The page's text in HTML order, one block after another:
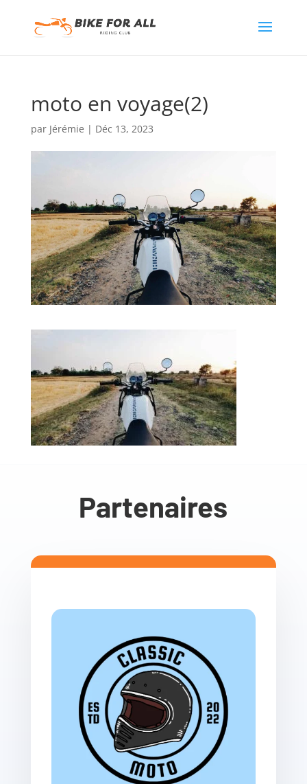
moto en voyage(2)
par Jérémie | Déc 13, 2023
Partenaires